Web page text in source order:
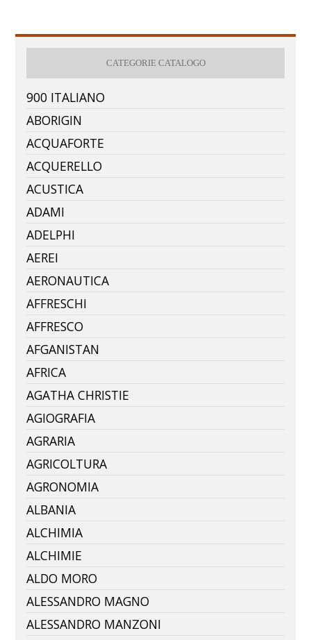
CATEGORIE CATALOGO
900 ITALIANO
ABORIGIN
ACQUAFORTE
ACQUERELLO
ACUSTICA
ADAMI
ADELPHI
AEREI
AERONAUTICA
AFFRESCHI
AFFRESCO
AFGANISTAN
AFRICA
AGATHA CHRISTIE
AGIOGRAFIA
AGRARIA
AGRICOLTURA
AGRONOMIA
ALBANIA
ALCHIMIA
ALCHIMIE
ALDO MORO
ALESSANDRO MAGNO
ALESSANDRO MANZONI